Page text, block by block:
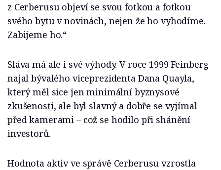
z Cerberusu objeví se svou fotkou a fotkou
svého bytu v novinách, nejen že ho vyhodíme.
Zabijeme ho.“
Sláva má ale i své výhody. V roce 1999 Feinberg
najal bývalého viceprezidenta Dana Quayla,
který měl sice jen minimální byznysové
zkušenosti, ale byl slavný a dobře se vyjímal
před kamerami – což se hodilo při shánění
investorů.
Hodnota aktiv ve správě Cerberusu vzrostla